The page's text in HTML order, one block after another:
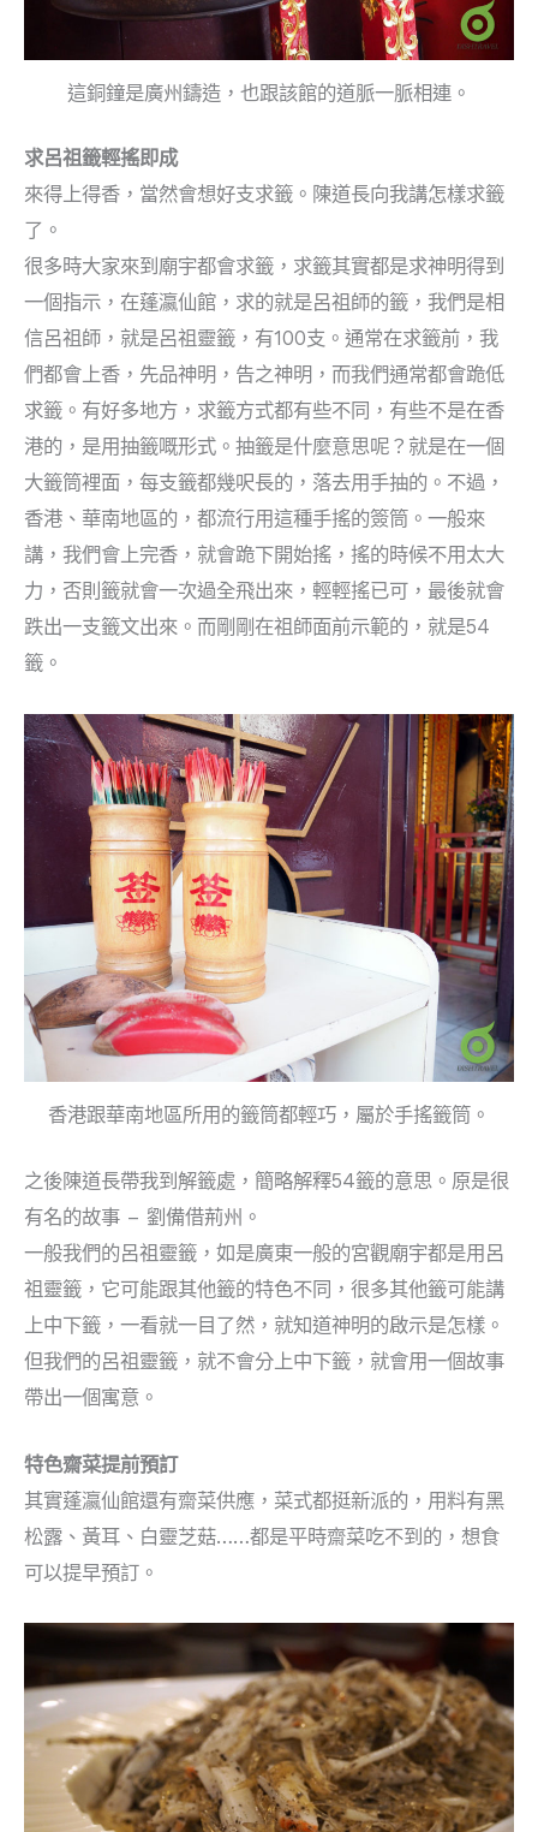
這銅鐘是廣州鑄造，也跟該館的道脈一脈相連。
求呂祖籤輕搖即成
來得上得香，當然會想好支求籤。陳道長向我講怎樣求籤
了。
很多時大家來到廟宇都會求籤，求籤其實都是求神明得到
一個指示，在蓬瀛仙館，求的就是呂祖師的籤，我們是相
信呂祖師，就是呂祖靈籤，有100支。通常在求籤前，我
們都會上香，先品神明，告之神明，而我們通常都會跪低
求籤。有好多地方，求籤方式都有些不同，有些不是在香
港的，是用抽籤嘅形式。抽籤是什麼意思呢？就是在一個
大籤筒裡面，每支籤都幾呎長的，落去用手抽的。不過，
香港、華南地區的，都流行用這種手搖的簽筒。一般來
講，我們會上完香，就會跪下開始搖，搖的時候不用太大
力，否則籤就會一次過全飛出來，輕輕搖已可，最後就會
跌出一支籤文出來。而剛剛在祖師面前示範的，就是54
籤。
香港跟華南地區所用的籤筒都輕巧，屬於手搖籤筒。
之後陳道長帶我到解籤處，簡略解釋54籤的意思。原是很
有名的故事 – 劉備借荊州。
一般我們的呂祖靈籤，如是廣東一般的宮觀廟宇都是用呂
祖靈籤，它可能跟其他籤的特色不同，很多其他籤可能講
上中下籤，一看就一目了然，就知道神明的啟示是怎樣。
但我們的呂祖靈籤，就不會分上中下籤，就會用一個故事
帶出一個寓意。
特色齋菜提前預訂
其實蓬瀛仙館還有齋菜供應，菜式都挺新派的，用料有黑
松露、黃耳、白靈芝菇……都是平時齋菜吃不到的，想食
可以提早預訂。